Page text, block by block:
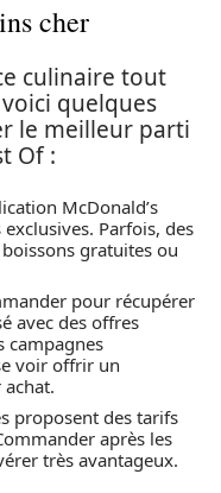
cher
culinaire tout
quelques
le meilleur parti
Of :
McDonald’s
Parfois, des
gratuites ou
pour récupérer
avec des offres
campagnes
voir offrir un
proposent des tarifs
après les
très avantageux.